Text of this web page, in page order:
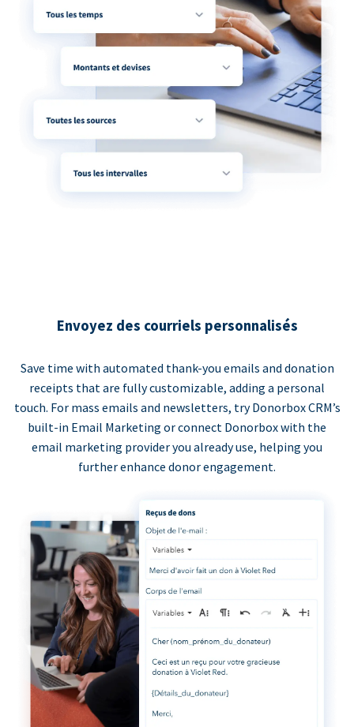
Envoyez des courriels personnalisés
Save time with automated thank-you emails and donation
receipts that are fully customizable, adding a personal
touch. For mass emails and newsletters, try Donorbox CRM’s
built-in Email Marketing or connect Donorbox with the
email marketing provider you already use, helping you
further enhance donor engagement.